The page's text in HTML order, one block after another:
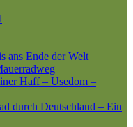
ans Ende der Welt
Haff – Usedom –
durch Deutschland – Ein